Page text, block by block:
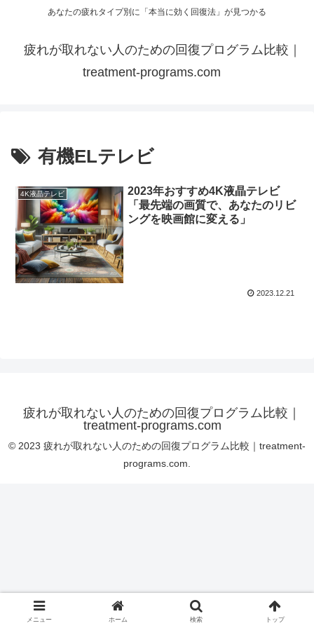
あなたの疲れタイプ別に「本当に効く回復法」が見つかる
疲れが取れない人のための回復プログラム比較｜
treatment-programs.com
有機ELテレビ
4K液晶テレビ
2023年おすすめ4K液晶テレビ
「最先端の画質で、あなたのリビ
ングを映画館に変える」
2023.12.21
疲れが取れない人のための回復プログラム比較｜
treatment-programs.com
© 2023 疲れが取れない人のための回復プログラム比較｜treatment-
programs.com.
メニュー ホーム 検索 トップ